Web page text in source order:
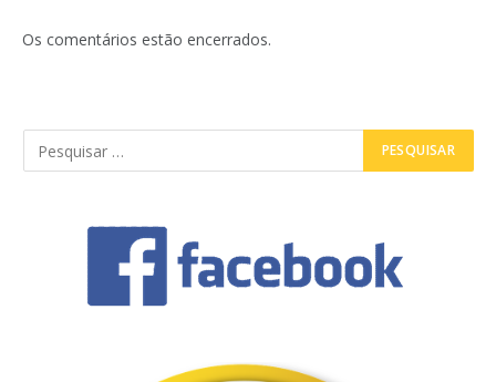
Os comentários estão encerrados.